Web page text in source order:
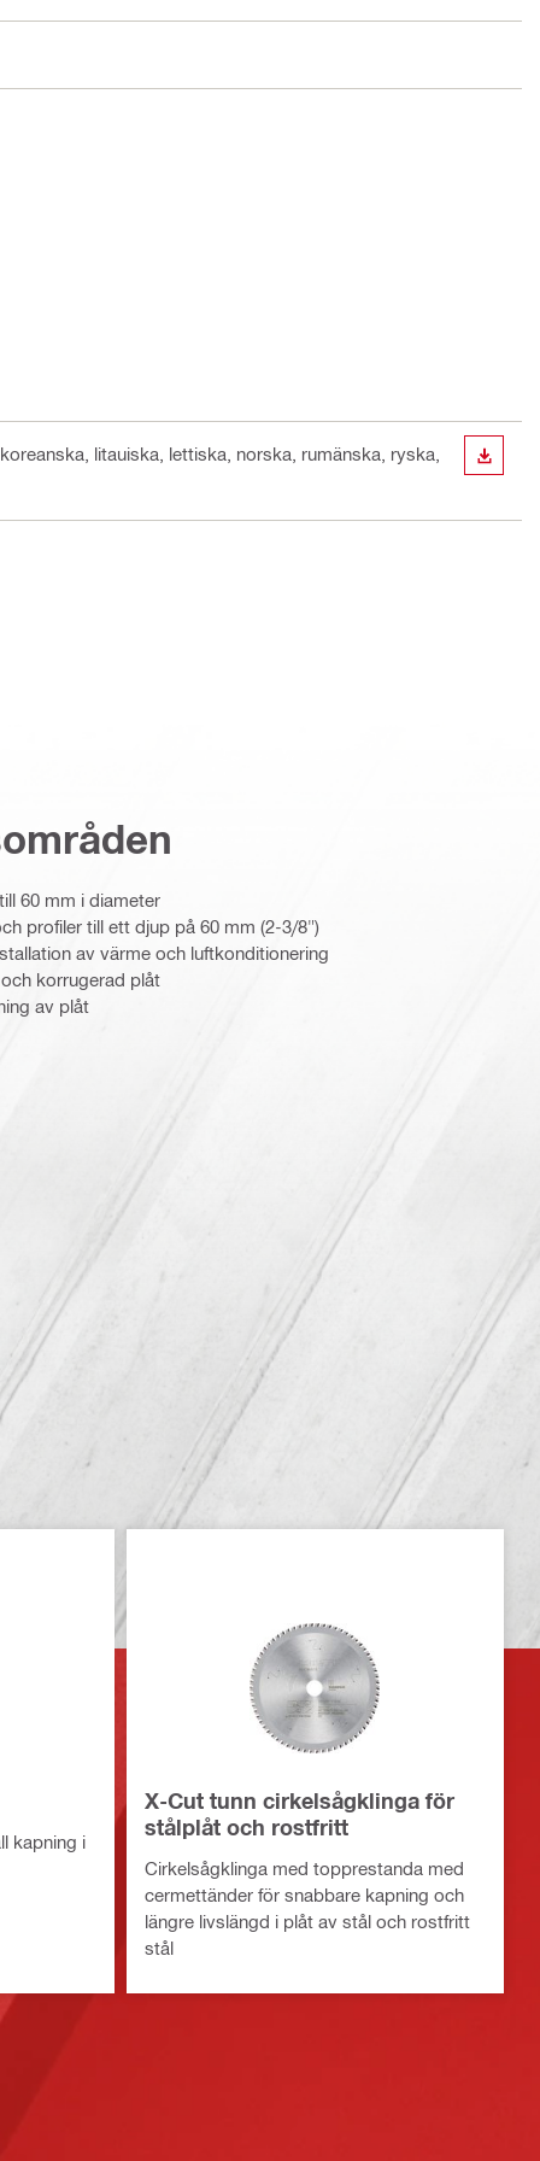
litauiska, lettiska, norska, rumänska, ryska,
LADDA
60 mm i diameter
profiler till ett djup på 60 mm (2-3/8")
av värme och luftkonditionering
korrugerad plåt
av plåt
kapning i
X-Cut tunn cirkelsågklinga för
stålplåt och rostfritt
Cirkelsågklinga med topprestanda med
cermettänder för snabbare kapning och
längre livslängd i plåt av stål och rostfritt
stål